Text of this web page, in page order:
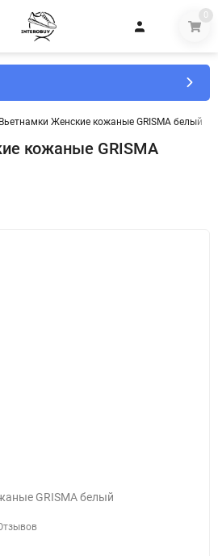
0
Вьетнамки Женские кожаные GRISMA белый
кожаные GRISMA
GRISMA белый